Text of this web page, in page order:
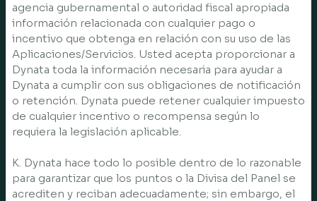
agencia gubernamental o autoridad fiscal apropiada
información relacionada con cualquier pago o
incentivo que obtenga en relación con su uso de las
Aplicaciones/Servicios. Usted acepta proporcionar a
Dynata toda la información necesaria para ayudar a
Dynata a cumplir con sus obligaciones de notificación
o retención. Dynata puede retener cualquier impuesto
de cualquier incentivo o recompensa según lo
requiera la legislación aplicable.
K. Dynata hace todo lo posible dentro de lo razonable
para garantizar que los puntos o la Divisa del Panel se
acrediten y reciban adecuadamente; sin embargo, el